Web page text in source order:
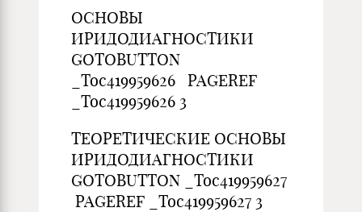
ОСНОВЫ
GOTOBUTTON
_Toc419959626 PAGEREF
_Toc419959626 3
ТЕОРЕТИЧЕСКИЕ ОСНОВЫ
GOTOBUTTON _Toc419959627
PAGEREF _Toc419959627 3